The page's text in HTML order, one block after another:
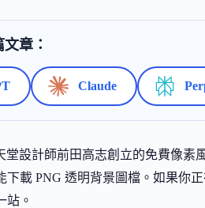
章：
Claude
堂設計師前田高志創立的免費像素
下載 PNG 透明背景圖檔。如果你
站。